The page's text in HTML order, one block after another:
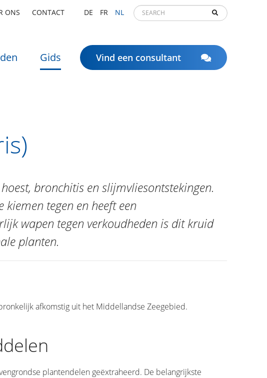
ONS CONTACT DE FR NL
Gids Vind een consultant
bronchitis en slijmvliesontstekingen.
tegen en heeft een
wapen tegen verkoudheden is dit kruid
planten.
afkomstig uit het Middellandse Zeegebied.
plantendelen geëxtraheerd. De belangrijkste